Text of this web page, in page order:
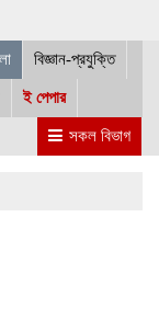
বিজ্ঞান-প্রযুক্তি
ই পেপার
সকল বিভাগ